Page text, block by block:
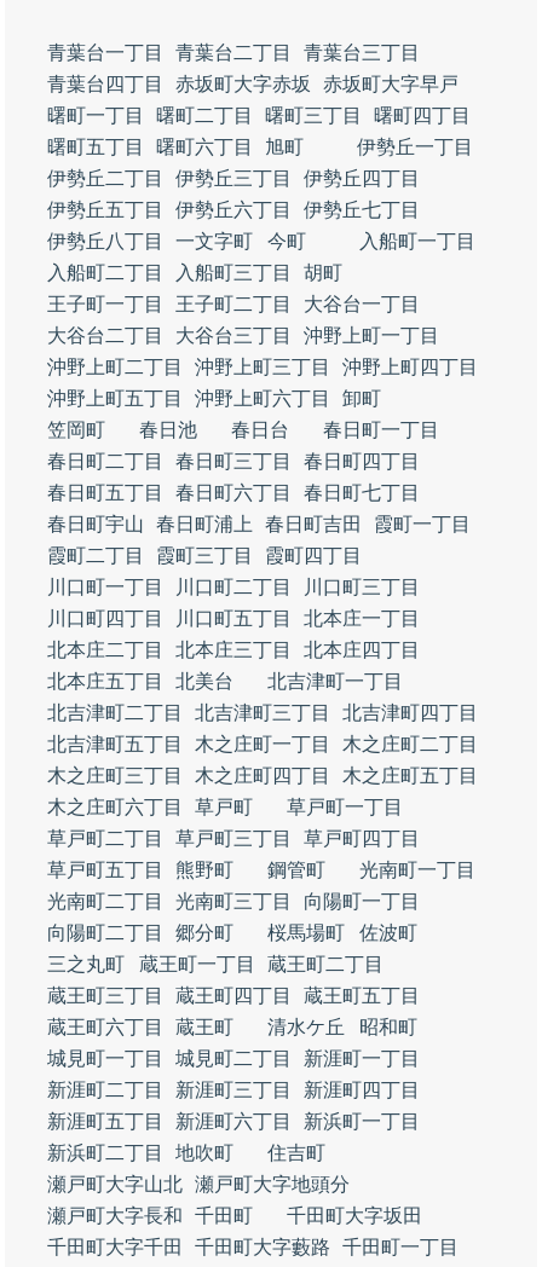
青葉台一丁目 青葉台二丁目
青葉台三丁目
青葉台四丁目
赤坂町大字赤坂
赤坂町大字早戸
曙町一丁目
曙町二丁目 曙町三丁目
曙町四丁目
曙町五丁目
曙町六丁目 旭町
伊勢丘一丁目
伊勢丘二丁目
伊勢丘三丁目
伊勢丘四丁目
伊勢丘五丁目
伊勢丘六丁目
伊勢丘七丁目
伊勢丘八丁目
一文字町 今町
入船町一丁目
入船町二丁目
入船町三丁目
胡町
王子町一丁目
王子町二丁目
大谷台一丁目
大谷台二丁目
大谷台三丁目
沖野上町一丁目
沖野上町二丁目
沖野上町三丁目
沖野上町四丁目
沖野上町五丁目
沖野上町六丁目
卸町
笠岡町
春日池 春日台
春日町一丁目
春日町二丁目
春日町三丁目
春日町四丁目
春日町五丁目
春日町六丁目
春日町七丁目
春日町宇山
春日町浦上 春日町吉田
霞町一丁目
霞町二丁目
霞町三丁目
霞町四丁目
川口町一丁目
川口町二丁目
川口町三丁目
川口町四丁目
川口町五丁目
北本庄一丁目
北本庄二丁目
北本庄三丁目
北本庄四丁目
北本庄五丁目
北美台
北吉津町一丁目
北吉津町二丁目
北吉津町三丁目
北吉津町四丁目
北吉津町五丁目
木之庄町一丁目
木之庄町二丁目
木之庄町三丁目
木之庄町四丁目
木之庄町五丁目
木之庄町六丁目
草戸町
草戸町一丁目
草戸町二丁目
草戸町三丁目
草戸町四丁目
草戸町五丁目
熊野町 鋼管町
光南町一丁目
光南町二丁目
光南町三丁目
向陽町一丁目
向陽町二丁目
郷分町 桜馬場町
佐波町
三之丸町
蔵王町一丁目
蔵王町二丁目
蔵王町三丁目
蔵王町四丁目
蔵王町五丁目
蔵王町六丁目
蔵王町 清水ケ丘
昭和町
城見町一丁目
城見町二丁目
新涯町一丁目
新涯町二丁目
新涯町三丁目
新涯町四丁目
新涯町五丁目
新涯町六丁目
新浜町一丁目
新浜町二丁目
地吹町
住吉町
瀬戸町大字山北 瀬戸町大字地頭分
瀬戸町大字長和
千田町
千田町大字坂田
千田町大字千田
千田町大字藪路
千田町一丁目